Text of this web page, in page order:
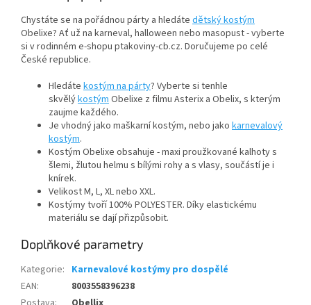
Chystáte se na pořádnou párty a hledáte dětský kostým
Obelixe? Ať už na karneval, halloween nebo masopust - vyberte
si v rodinném e-shopu ptakoviny-cb.cz. Doručujeme po celé
České republice.
Hledáte kostým na párty? Vyberte si tenhle
skvělýkostýmObelixe z filmu Asterix a Obelix, s kterým
zaujme každého.
Je vhodný jako maškarní kostým, nebo jako karnevalový
kostým.
Kostým Obelixe obsahuje - maxi proužkované kalhoty s
šlemi, žlutou helmu s bílými rohy a s vlasy, součástí je i
knírek.
Velikost M, L, XL nebo XXL.
Kostýmy tvoří 100% POLYESTER. Díky elastickému
materiálu se dají přizpůsobit.
Doplňkové parametry
Kategorie: Karnevalové kostýmy pro dospělé
EAN:
8003558396238